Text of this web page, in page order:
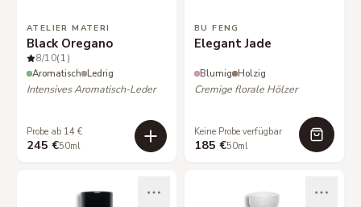
ATELIER MATERI
Black Oregano
8/10(1)
Aromatisch Ledrig
Intensives Aromatisch-Leder
Probe ab 14 €
245 €50ml
BU FENG
Elegant Jade
Blumig Holzig
Cremige florale Hölzer
Keine Probe verfügbar
185 €50ml